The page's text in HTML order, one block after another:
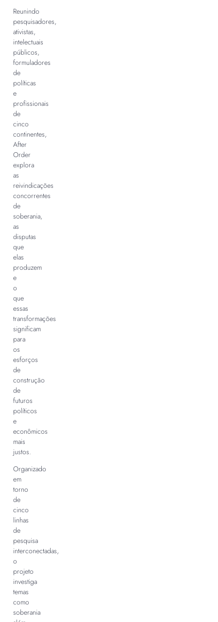
Reunindo
pesquisadores,
ativistas,
intelectuais
públicos,
formuladores
de
políticas
e
profissionais
de
cinco
continentes,
After
Order
explora
as
reivindicações
concorrentes
de
soberania,
as
disputas
que
elas
produzem
e
o
que
essas
transformações
significam
para
os
esforços
de
construção
de
futuros
políticos
e
econômicos
mais
justos.
Organizado
em
torno
de
cinco
linhas
de
pesquisa
interconectadas,
o
projeto
investiga
temas
como
soberania